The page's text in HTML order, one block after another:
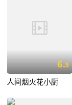
6.9
人间烟火花小厨